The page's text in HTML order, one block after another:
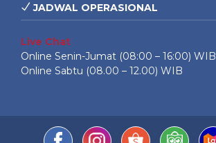
JADWAL OPERASIONAL
Live Chat
Online Senin-Jumat (08:00 – 16:00) WIB
Online Sabtu (08.00 – 12.00) WIB